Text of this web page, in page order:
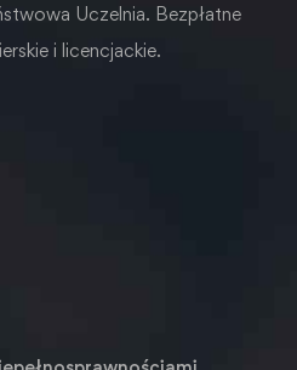
Uczelnia. Bezpłatne
i licencjackie.